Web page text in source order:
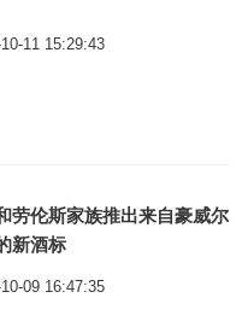
11 15:29:43
劳伦斯家族推出来自豪威尔
新酒标
09 16:47:35